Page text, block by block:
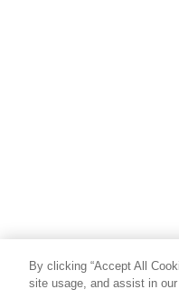
By clicking “Accept All
site usage, and assist in